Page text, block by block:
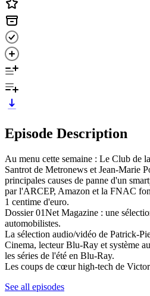
Episode Description
Au menu cette semaine : Le Club de
Santrot de Metronews et Jean-Marie
principales causes de panne d'un
par l'ARCEP, Amazon et la FNAC
1 centime d'euro.
​Dossier 01Net Magazine : une
automobilistes.
La sélection audio/vidéo de Patrick-
Cinema, lecteur Blu-Ray et système
les séries de l'été en Blu-Ray.
Les coups de cœur high-tech de
See all episodes